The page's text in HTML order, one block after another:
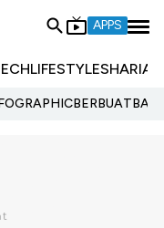
APPS
LIFESTYLESHARIA